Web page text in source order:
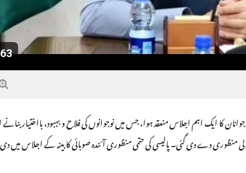
کا ایک اہم اجلاس منعقد ہوا، جس میں نوجوانوں کی فلاح و بہبود، بااختیار
فراہم کرنے کے لیے تاریخی ’’صوبائی یوتھ پالیسی 2026‘‘ کی اصولی منظوری دے دی گئی۔ پالیسی کی حتمی منظوری آئندہ صوبائی کابینہ کے